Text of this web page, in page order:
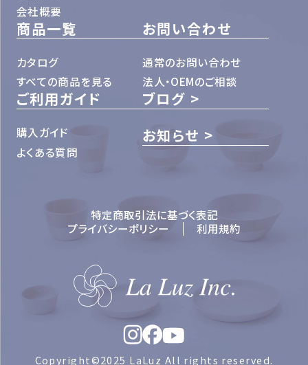
会社概要
商品一覧
カタログ
すべての商品を見る
お問い合わせ
通常のお問い合わせ
法人・OEMのご相談
ご利用ガイド
購入ガイド
よくある質問
ブログ
お知らせ
特定商取引法に基づく表記
プライバシーポリシー
利用規約
Copyright©2025 LaLuz All rights reserved.